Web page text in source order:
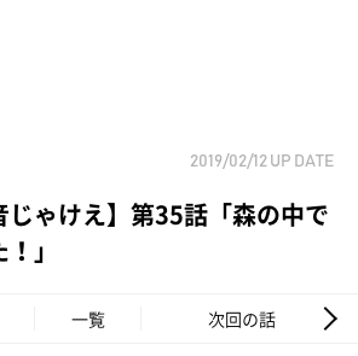
2019/02/12 UP DATE
ゃけえ】第35話「森の中で
」
一覧 次回の話